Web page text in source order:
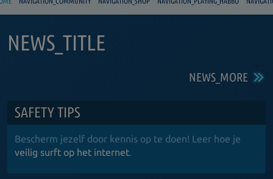
NEWS_TITLE
NEWS_MORE
SAFETY TIPS
Bescherm jezelf door kennis op te doen! Leer hoe je
veilig surft op het internet